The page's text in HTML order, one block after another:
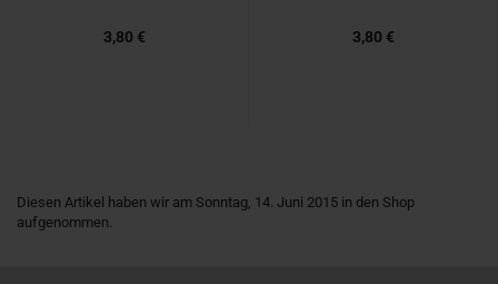
3,80 € 3,80 €
Diesen Artikel haben wir am Sonntag, 14. Juni 2015 in den Shop
aufgenommen.